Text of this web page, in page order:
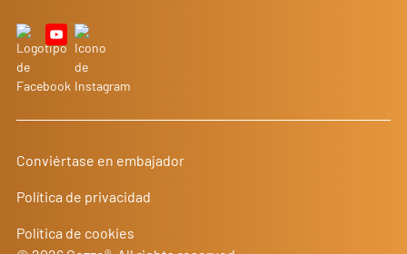
Conviértase en embajador
Política de privacidad
Política de cookies